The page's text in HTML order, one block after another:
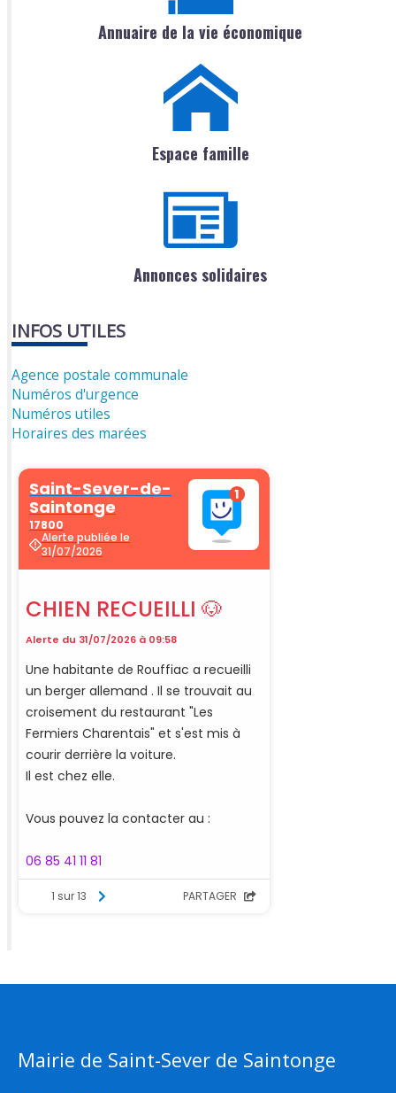
Annuaire de la vie économique
Espace famille
Annonces solidaires
INFOS UTILES
Agence postale communale
Numéros d'urgence
Numéros utiles
Horaires des marées
Mairie de Saint-Sever de Saintonge